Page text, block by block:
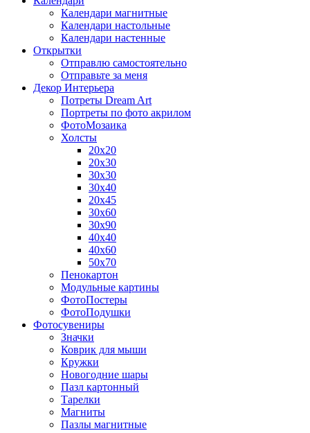
Календари магнитные
Календари настольные
Календари настенные
Открытки
Отправлю самостоятельно
Отправьте за меня
Декор Интерьера
Потреты Dream Art
Портреты по фото акрилом
ФотоМозаика
Холсты
20х20
20х30
30х30
30х40
20х45
30х60
30х90
40х40
40х60
50х70
Пенокартон
Модульные картины
ФотоПостеры
ФотоПодушки
Фотоcувениры
Значки
Коврик для мыши
Кружки
Новогодние шары
Пазл картонный
Тарелки
Магниты
Пазлы магнитные